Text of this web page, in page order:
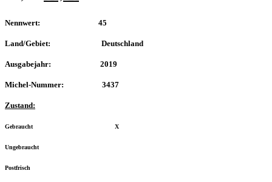
Nennwert: 45
Land/Gebiet: Deutschland
Ausgabejahr: 2019
Michel-Nummer: 3437
Zustand:
Gebraucht X
Ungebraucht
Postfrisch